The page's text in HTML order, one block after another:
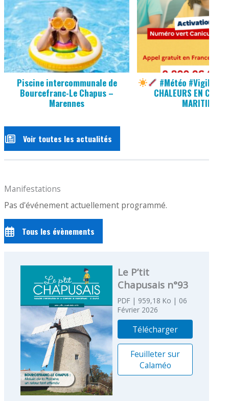
Piscine intercommunale de
Bourcefranc-Le Chapus –
Marennes
#Météo #Vigilance
CHALEURS EN
MARITIME
Voir toutes les actualités
Manifestations
Pas d'événement actuellement programmé.
Tous les évènements
Le P’tit
Chapusais n°93
PDF| 959,18 Ko | 06
Février 2026
Télécharger
Feuilleter sur
Calaméo